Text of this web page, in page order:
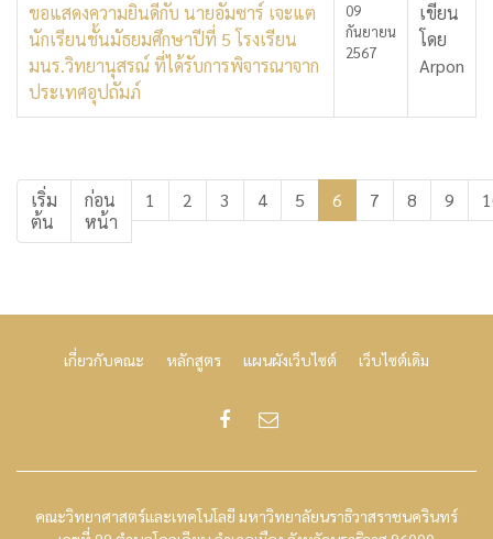
ขอแสดงความยินดีกับ นายอัมซาร์ เจะแต
นักเรียนชั้นมัธยมศึกษาปีที่ 5 โรงเรียน
มนร.วิทยานุสรณ์ ที่ได้รับการพิจารณาจาก
ประเทศอุปถัมภ์
09
กันยายน
2567
เขียน
โดย
Arpon
เริ่ม
ต้น
ก่อน
หน้า
1 2 3 4 5 6 7 8 9
เกี่ยวกับคณะ หลักสูตร แผนผังเว็บไซต์ เว็บไซต์เดิม
คณะวิทยาศาสตร์และเทคโนโลยี มหาวิทยาลัยนราธิวาสราชนครินทร์